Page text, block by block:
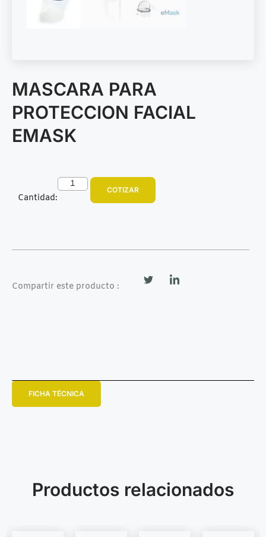
MASCARA PARA
PROTECCION FACIAL
EMASK
Cantidad:
COTIZAR
Compartir este producto :
FICHA TÉCNICA
Productos relacionados